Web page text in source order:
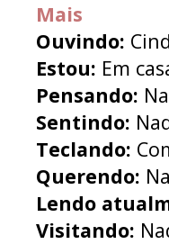
Mais
Ouvindo:
Estou: Em
Pensando:
Sentindo:
Teclando:
Querendo:
Lendo
Visitando: